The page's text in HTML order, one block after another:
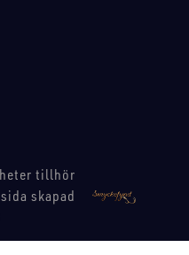
tillhör
skapad